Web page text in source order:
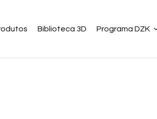
Biblioteca 3D Programa DZK